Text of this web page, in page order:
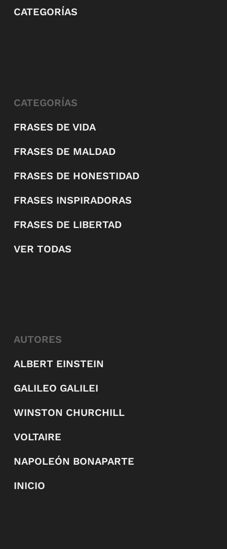
CATEGORÍAS
CATEGORÍAS
FRASES DE VIDA
FRASES DE MALDAD
FRASES DE HONESTIDAD
FRASES INSPIRADORAS
FRASES DE LIBERTAD
VER TODAS
AUTORES
ALBERT EINSTEIN
GALILEO GALILEI
WINSTON CHURCHILL
VOLTAIRE
NAPOLEÓN BONAPARTE
INICIO